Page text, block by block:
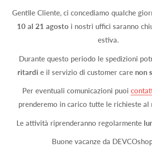
Gentile Cliente, ci concediamo qualche
10 al 21 agosto i nostri uffici saranno
estiva.
Durante questo periodo le spedizioni
ritardi e il servizio di customer care non
Per eventuali comunicazioni puoi
prenderemo in carico tutte le richieste
Le attività riprenderanno regolarmente
Buone vacanze da
Seguici
Accettiamo
© 2026 DEVCOshop
Metodi di pagamento attivi